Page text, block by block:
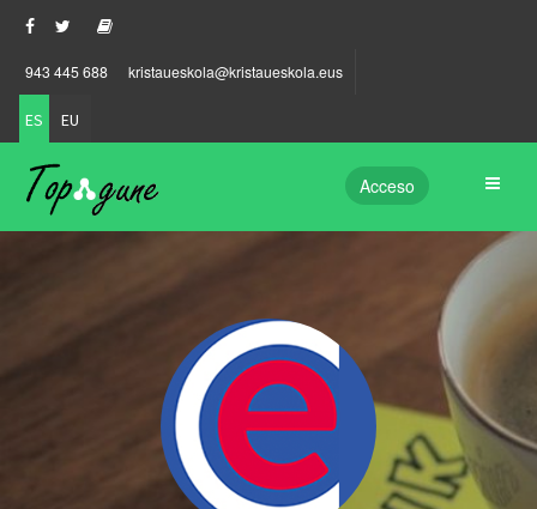
943 445 688 kristaueskola@kristaueskola.eus
ES EU
Acceso